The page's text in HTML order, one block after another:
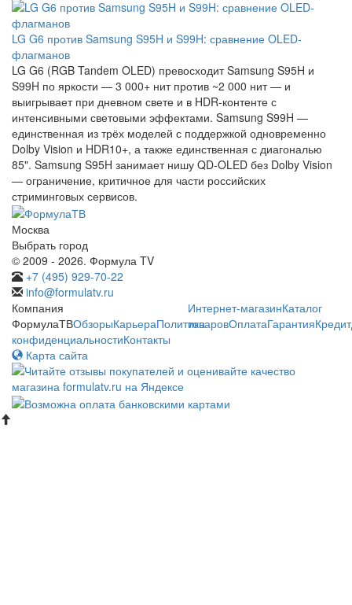
LG G6 против Samsung S95H и S99H: сравнение OLED-
флагманов
LG G6 (RGB Tandem OLED) превосходит Samsung S95H и
S99H по яркости — 3 000+ нит против ~2 000 нит — и
выигрывает при дневном свете и в HDR-контенте с
интенсивными световыми эффектами. Samsung S99H —
единственная из трёх моделей с поддержкой одновременно
Dolby Vision и HDR10+, а также единственная с диагональю
85". Samsung S95H занимает нишу QD-OLED без Dolby Vision
— ограничение, критичное для части российских
стриминговых сервисов.
Москва
Выбрать город
© 2009 - 2026. Формула TV
+7 (495) 929-70-22
info@formulatv.ru
Компания
ФормулаТВОбзорыКарьераПолитика
конфиденциальностиКонтакты
Интернет-магазинКаталог
товаровОплатаГарантияКредит
Карта сайта